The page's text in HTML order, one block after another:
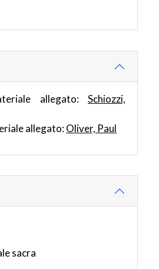
allegato: Schiozzi,
allegato:Oliver, Paul
sacra